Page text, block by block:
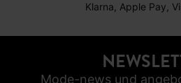
Klarna, Apple Pay,
Mode-news und